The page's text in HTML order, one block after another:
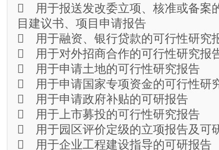
 用于报送发改委立项、核准或备案
目建议书、项目申请报告
 用于融资、银行贷款的可行性研究
 用于对外招商合作的可行性研究报
 用于申请土地的可行性研究报告
 用于申请国家专项资金的可行性研
 用于申请政府补贴的可研报告
 用于上市募投的可行性研究报告
 用于园区评价定级的立项报告及可
 用于企业工程建设指导的可研报告